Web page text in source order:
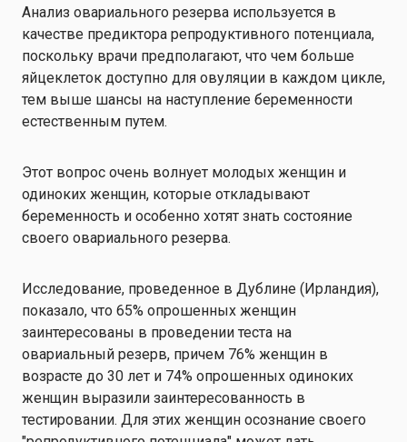
Анализ овариального резерва используется в
качестве предиктора репродуктивного потенциала,
поскольку врачи предполагают, что чем больше
яйцеклеток доступно для овуляции в каждом цикле,
тем выше шансы на наступление беременности
естественным путем.
Этот вопрос очень волнует молодых женщин и
одиноких женщин, которые откладывают
беременность и особенно хотят знать состояние
своего овариального резерва.
Исследование, проведенное в Дублине (Ирландия),
показало, что 65% опрошенных женщин
заинтересованы в проведении теста на
овариальный резерв, причем 76% женщин в
возрасте до 30 лет и 74% опрошенных одиноких
женщин выразили заинтересованность в
тестировании. Для этих женщин осознание своего